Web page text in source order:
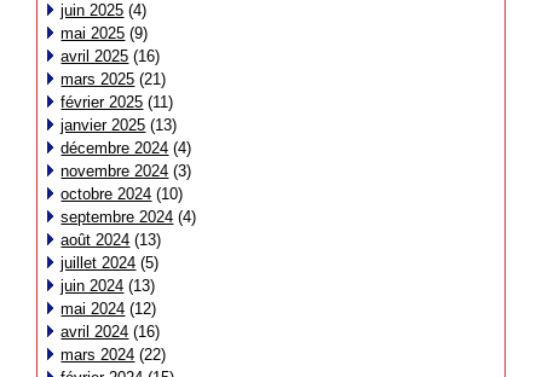
juin 2025 (4)
mai 2025 (9)
avril 2025 (16)
mars 2025 (21)
février 2025 (11)
janvier 2025 (13)
décembre 2024 (4)
novembre 2024 (3)
octobre 2024 (10)
septembre 2024 (4)
août 2024 (13)
juillet 2024 (5)
juin 2024 (13)
mai 2024 (12)
avril 2024 (16)
mars 2024 (22)